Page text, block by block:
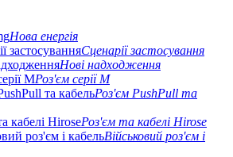
Нова енергія
Сценарії застосування
Нові надходження
Роз'єм серії M
Роз'єм PushPull та
Роз'єм та кабелі Hirose
Військовий роз'єм і